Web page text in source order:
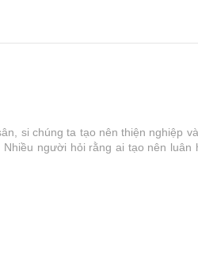
si chúng ta tạo nên thiện nghiệp
người hỏi rằng ai tạo nên luân